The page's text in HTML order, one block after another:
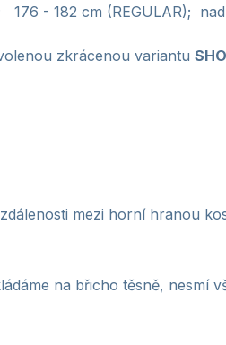
176 - 182 cm (REGULAR); nad
zkrácenou variantu
mezi horní hranou
na břicho těsně, nesmí